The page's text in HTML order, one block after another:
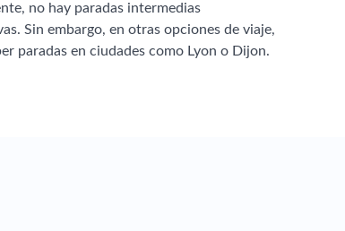
no hay paradas intermedias
Sin embargo, en otras opciones de viaje,
paradas en ciudades como Lyon o Dijon.